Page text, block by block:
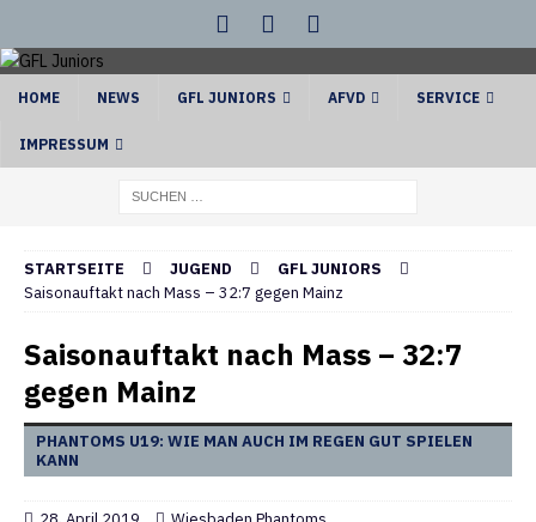
HOME NEWS GFL JUNIORS AFVD SERVICE
IMPRESSUM
STARTSEITE JUGEND
GFL JUNIORS
Saisonauftakt nach Mass – 32:7 gegen Mainz
Saisonauftakt nach Mass – 32:7
gegen Mainz
PHANTOMS U19: WIE MAN AUCH IM REGEN GUT SPIELEN
KANN